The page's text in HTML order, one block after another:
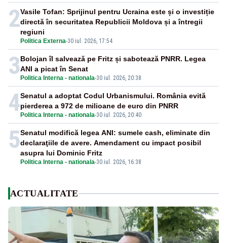
2
Politica Externa-30 iul. 2026, 17:54
Vasile Tofan: Sprijinul pentru Ucraina este și o investiție
directă în securitatea Republicii Moldova și a întregii
regiuni
3 Politica Interna - nationala-30 iul. 2026, 20:38
Bolojan îl salvează pe Fritz și sabotează PNRR. Legea
ANI a picat în Senat
4 Politica Interna - nationala-30 iul. 2026, 20:40
Senatul a adoptat Codul Urbanismului. România evită
pierderea a 972 de milioane de euro din PNRR
5
Politica Interna - nationala-30 iul. 2026, 16:38
Senatul modifică legea ANI: sumele cash, eliminate din
declaraţiile de avere. Amendament cu impact posibil
asupra lui Dominic Fritz
ACTUALITATE